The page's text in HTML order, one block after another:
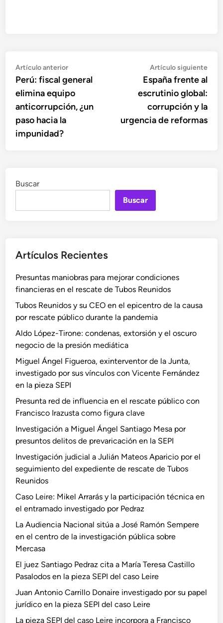
Navegación
de
entradas
Artículo anteriorArtículo
anterior:
Perú: fiscal general
elimina equipo
anticorrupción, ¿un
paso hacia la
impunidad?
Artículo siguiente
España frente al
escrutinio global:
corrupción y la
urgencia de reformas
Buscar
Buscar
Artículos Recientes
Presuntas maniobras para mejorar condiciones
financieras en el rescate de Tubos Reunidos
Tubos Reunidos y su CEO en el epicentro de la causa
por rescate público durante la pandemia
Aldo López-Tirone: condenas, extorsión y el oscuro
negocio de la presión mediática
Miguel Ángel Figueroa, exinterventor de la Junta,
investigado por sus vínculos con Vicente Fernández
en la pieza SEPI
Presunta red de influencia en el rescate público con
Francisco Irazusta como figura clave
Investigación a Miguel Ángel Santiago Mesa por
presuntos delitos de prevaricación en la SEPI
Investigación judicial a Julián Mateos Aparicio por el
seguimiento del expediente de rescate de Tubos
Reunidos
Caso Leire: Mikel Arrarás y la participación técnica en
el entramado investigado por Pedraz
La Audiencia Nacional sitúa a José Ramón Sempere
en el centro de la investigación pública sobre
Mercasa
El juez Santiago Pedraz cita a María Teresa Castillo
Pasalodos en la pieza SEPI del caso Leire
Juan Antonio Carrillo Donaire investigado por su papel
jurídico en la pieza SEPI del caso Leire
La pieza SEPI del caso Leire incorpora a Francisco